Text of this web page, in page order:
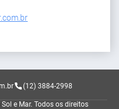
(12) 3884-2998
e Mar. Todos os direitos